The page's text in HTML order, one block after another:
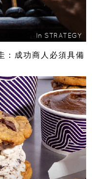
In STRATEGY
：成功商人必須具備